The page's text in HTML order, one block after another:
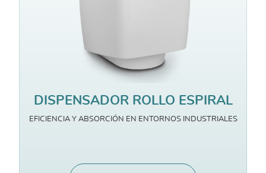
DISPENSADOR ROLLO ESPIRAL
EFICIENCIA Y ABSORCIÓN EN ENTORNOS INDUSTRIALES